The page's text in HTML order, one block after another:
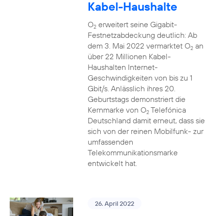
Kabel-Haushalte
O2erweitert seine Gigabit-
Festnetzabdeckung deutlich: Ab
dem 3. Mai 2022 vermarktet O2an
über 22 Millionen Kabel-
Haushalten Internet-
Geschwindigkeiten von bis zu 1
Gbit/s. Anlässlich ihres 20.
Geburtstags demonstriert die
Kernmarke von O2Telefónica
Deutschland damit erneut, dass sie
sich von der reinen Mobilfunk- zur
umfassenden
Telekommunikationsmarke
entwickelt hat.
26. April 2022